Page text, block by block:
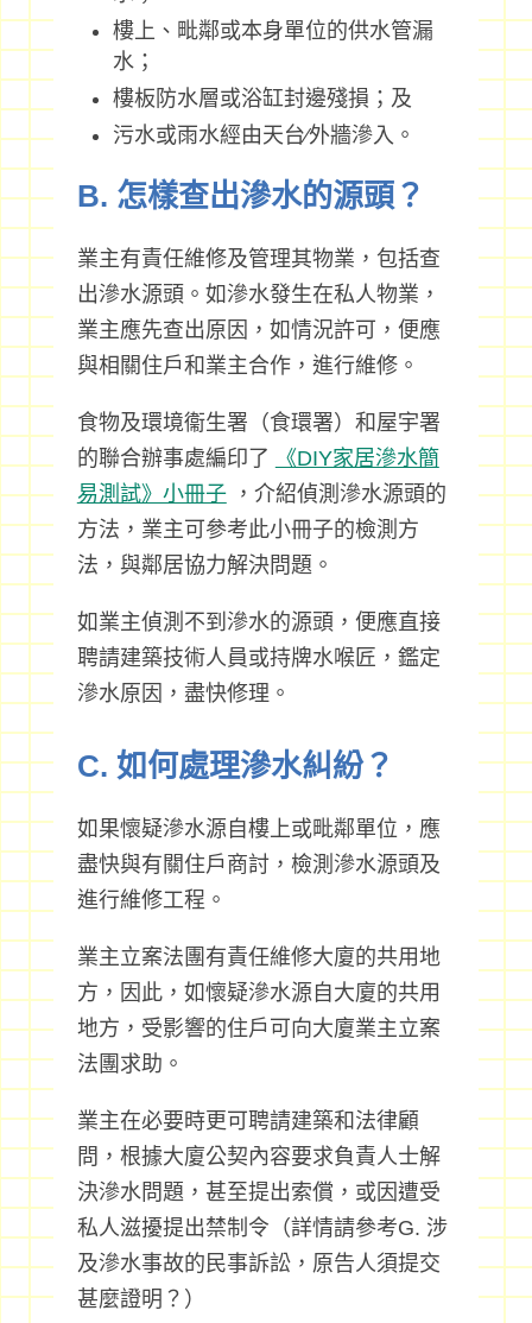
樓上、毗鄰或本身單位的供水管漏
水；
樓板防水層或浴缸封邊殘損；及
污水或雨水經由天台∕外牆滲入。
B. 怎樣查出滲水的源頭？
業主有責任維修及管理其物業，包括查
出滲水源頭。如滲水發生在私人物業，
業主應先查出原因，如情況許可，便應
與相關住戶和業主合作，進行維修。
食物及環境衞生署（食環署）和屋宇署
的聯合辦事處編印了
《DIY家居滲水簡
易測試》小冊子，介紹偵測滲水源頭的
方法，業主可參考此小冊子的檢測方
法，與鄰居協力解決問題。
如業主偵測不到滲水的源頭，便應直接
聘請建築技術人員或持牌水喉匠，鑑定
滲水原因，盡快修理。
C. 如何處理滲水糾紛？
如果懷疑滲水源自樓上或毗鄰單位，應
盡快與有關住戶商討，檢測滲水源頭及
進行維修工程。
業主立案法團有責任維修大廈的共用地
方，因此，如懷疑滲水源自大廈的共用
地方，受影響的住戶可向大廈業主立案
法團求助。
業主在必要時更可聘請建築和法律顧
問，根據大廈公契內容要求負責人士解
決滲水問題，甚至提出索償，或因遭受
私人滋擾提出禁制令（詳情請參考G. 涉
及滲水事故的民事訴訟，原告人須提交
甚麼證明？）